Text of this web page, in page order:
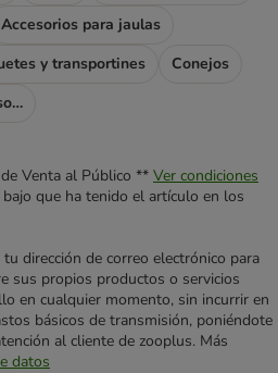
Accesorios para jaulas
y transportines
Conejos
Comida para hurones, accesorios para hurones
Venta al Público ** Ver condiciones
que ha tenido el artículo en los
dirección de correo electrónico para
sus propios productos o servicios
en cualquier momento, sin incurrir en
básicos de transmisión, poniéndote
al cliente de zooplus. Más
datos